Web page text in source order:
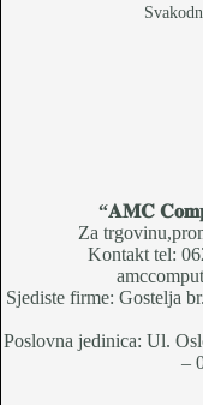
“𝐀𝐌𝐂
Za
Kontakt tel:
Sjediste firme: Gostelja
Poslovna jedinica: Ul.
–